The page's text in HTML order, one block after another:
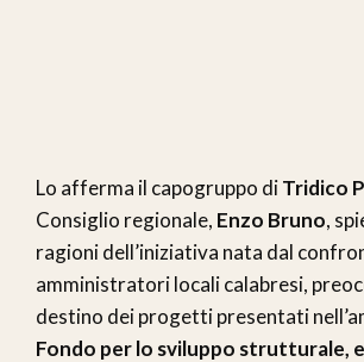
Lo afferma il capogruppo diTridico
Consiglio regionale, Enzo Bruno,
ragioni dell’iniziativa nata dal
amministratori locali calabresi,
destino dei progetti presentati
Fondo per lo sviluppo strutturale,